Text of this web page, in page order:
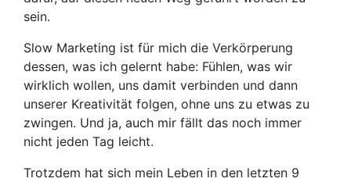
sein.
Slow Marketing ist für mich die Verkörperung
dessen, was ich gelernt habe: Fühlen, was wir
wirklich wollen, uns damit verbinden und dann
unserer Kreativität folgen, ohne uns zu etwas zu
zwingen. Und ja, auch mir fällt das noch immer
nicht jeden Tag leicht.
Trotzdem hat sich mein Leben in den letzten 9